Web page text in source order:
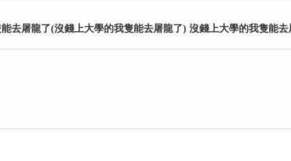
去屠龍了(沒錢上大學的我隻能去屠龍了) 沒錢上大學的我隻能去